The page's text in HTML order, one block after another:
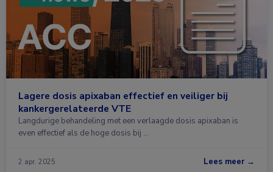
Lagere dosis apixaban effectief en veiliger bij
kankergerelateerde VTE
Langdurige behandeling met een verlaagde dosis apixaban is
even effectief als de hoge dosis bij …
2 apr. 2025 Lees meer →